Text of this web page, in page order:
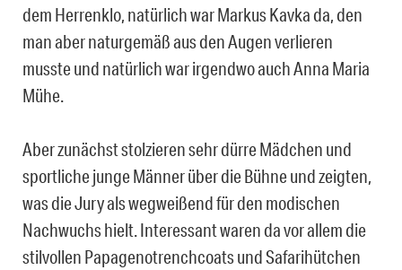
dem Herrenklo, natürlich war Markus Kavka da, den
man aber naturgemäß aus den Augen verlieren
musste und natürlich war irgendwo auch Anna Maria
Mühe.
Aber zunächst stolzieren sehr dürre Mädchen und
sportliche junge Männer über die Bühne und zeigten,
was die Jury als wegweißend für den modischen
Nachwuchs hielt. Interessant waren da vor allem die
stilvollen Papagenotrenchcoats und Safarihütchen